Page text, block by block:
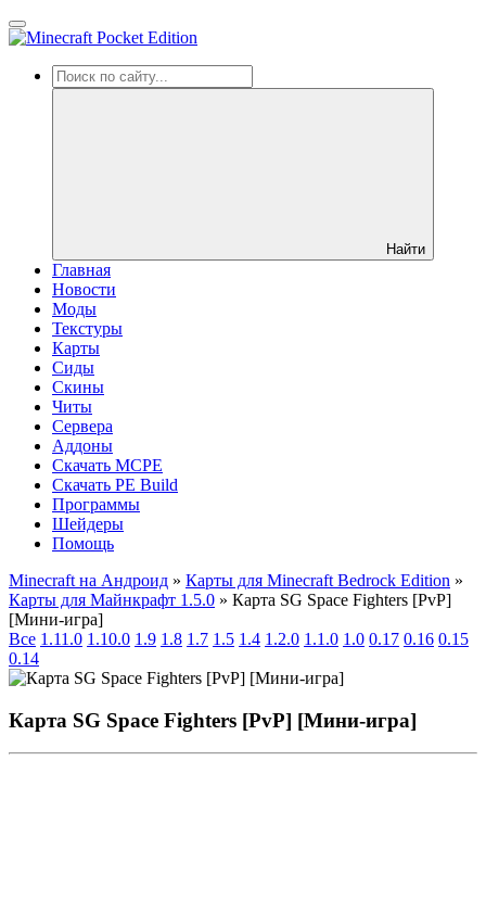
Найти
Главная
Новости
Моды
Текстуры
Карты
Сиды
Cкины
Читы
Сервера
Аддоны
Скачать MCPE
Скачать PE Build
Программы
Шейдеры
Помощь
Minecraft на Андроид » Карты для Minecraft Bedrock Edition »
Карты для Майнкрафт 1.5.0 » Карта SG Space Fighters [PvP]
[Мини-игра]
Все 1.11.0 1.10.0 1.9 1.8 1.7 1.5 1.4 1.2.0 1.1.0 1.0 0.17 0.16 0.15
0.14
Карта SG Space Fighters [PvP] [Мини-игра]